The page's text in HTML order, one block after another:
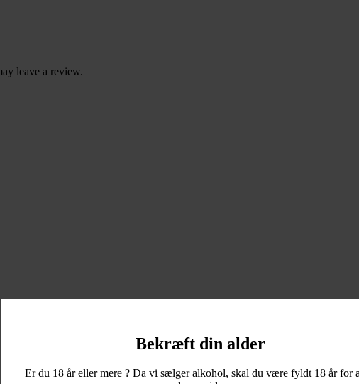
Bekræft din alder
Er du 18 år eller mere ? Da vi sælger alkohol, skal du være fyldt 18 år for
leave a review.